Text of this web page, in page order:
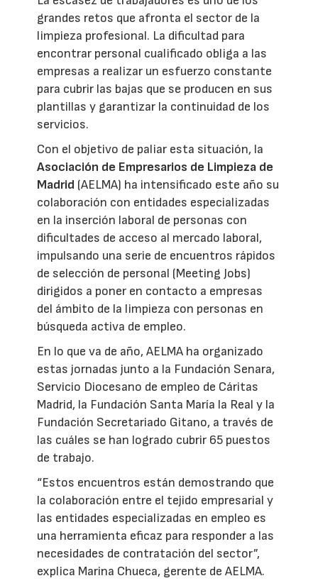
grandes retos que afronta el sector de la
limpieza profesional. La dificultad para
encontrar personal cualificado obliga a las
empresas a realizar un esfuerzo constante
para cubrir las bajas que se producen en sus
plantillas y garantizar la continuidad de los
servicios.
Con el objetivo de paliar esta situación, la
Asociación de Empresarios de Limpieza de
Madrid (AELMA) ha intensificado este año su
colaboración con entidades especializadas
en la inserción laboral de personas con
dificultades de acceso al mercado laboral,
impulsando una serie de encuentros rápidos
de selección de personal (Meeting Jobs)
dirigidos a poner en contacto a empresas
del ámbito de la limpieza con personas en
búsqueda activa de empleo.
En lo que va de año, AELMA ha organizado
estas jornadas junto a la Fundación Senara,
Servicio Diocesano de empleo de Cáritas
Madrid, la Fundación Santa María la Real y la
Fundación Secretariado Gitano, a través de
las cuáles se han logrado cubrir 65 puestos
de trabajo.
“Estos encuentros están demostrando que
la colaboración entre el tejido empresarial y
las entidades especializadas en empleo es
una herramienta eficaz para responder a las
necesidades de contratación del sector”,
explica Marina Chueca, gerente de AELMA.